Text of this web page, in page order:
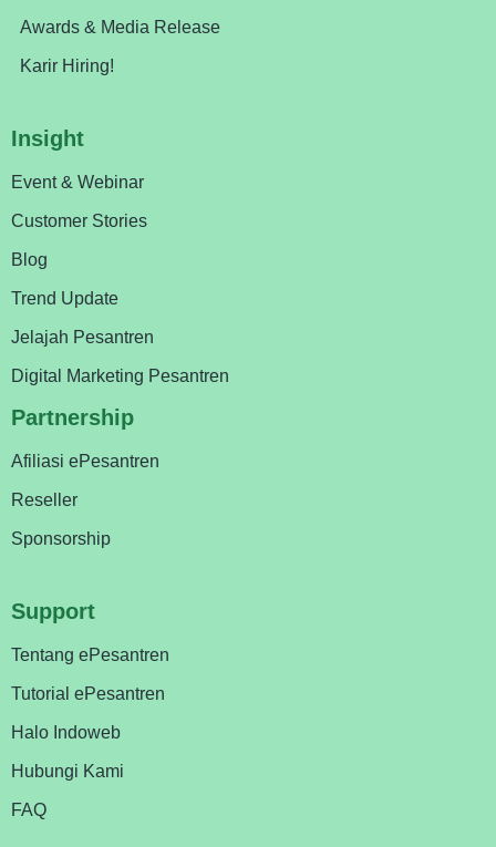
Awards & Media Release
Karir Hiring!
Insight
Event & Webinar
Customer Stories
Blog
Trend Update
Jelajah Pesantren
Digital Marketing Pesantren
Partnership
Afiliasi ePesantren
Reseller
Sponsorship
Support
Tentang ePesantren
Tutorial ePesantren
Halo Indoweb
Hubungi Kami
FAQ